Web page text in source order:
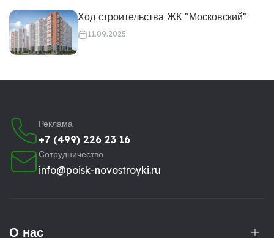
Ход строительства ЖК "Московский"
11.09.2025
Реклама
+7 (499) 226 23 16
Сотрудничество
info@poisk-novostroyki.ru
О нас